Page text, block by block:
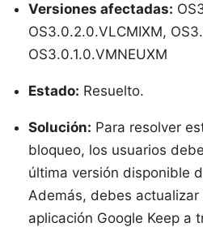
Versiones afectadas:
OS3.0.2.0.VLCMIXM,
OS3.0.1.0.VMNEUXM
Estado: Resuelto.
Solución: Para resolver
bloqueo, los usuarios
última versión disponible
Además, debes
aplicación Google Keep a